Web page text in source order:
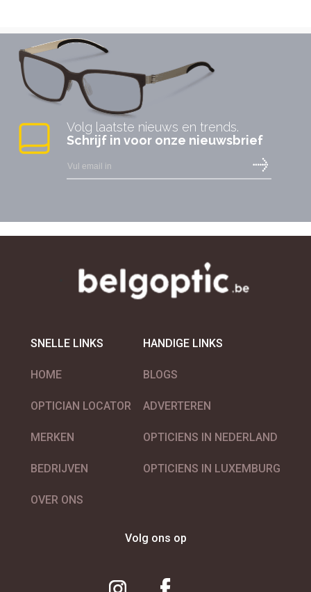
Volg laatste nieuws en trends.
Schrijf in voor onze nieuwsbrief
SNELLE LINKS
HOME
OPTICIAN LOCATOR
MERKEN
BEDRIJVEN
OVER ONS
HANDIGE LINKS
BLOGS
ADVERTEREN
OPTICIENS IN NEDERLAND
OPTICIENS IN LUXEMBURG
Volg ons op